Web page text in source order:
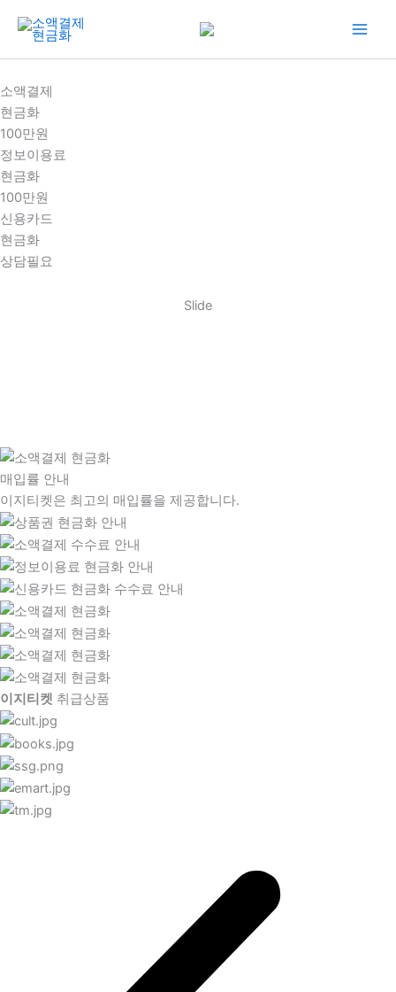
건
너
뛰
기
소액결제
현금화
100만원
정보이용료
현금화
100만원
신용카드
현금화
상담필요
Slide
매입률 안내
이지티켓은 최고의 매입률을 제공합니다.
이지티켓 취급상품